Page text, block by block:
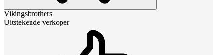
Vikingsbrothers
Uitstekende verkoper